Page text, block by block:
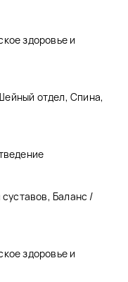
здоровье и
отдел, Спина,
Баланс /
здоровье и